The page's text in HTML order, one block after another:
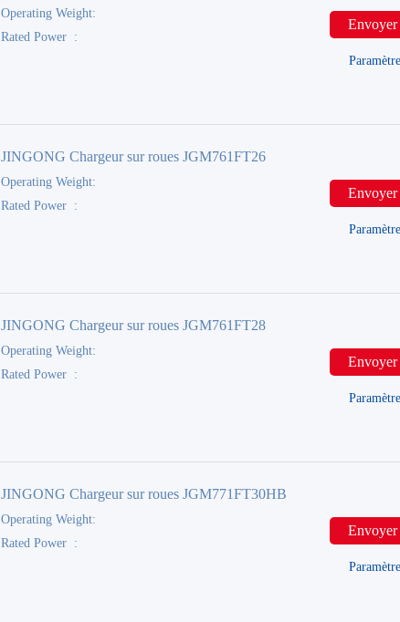
Operating Weight:
Rated Power :
Envoyer
JINGONG Chargeur sur roues JGM761FT26
Operating Weight:
Rated Power :
Envoyer
JINGONG Chargeur sur roues JGM761FT28
Operating Weight:
Rated Power :
Envoyer
JINGONG Chargeur sur roues JGM771FT30HB
Operating Weight:
Rated Power :
Envoyer